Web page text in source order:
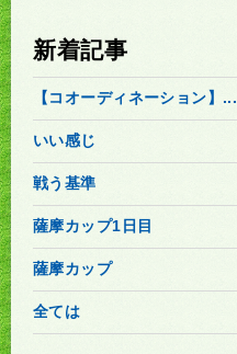
新着記事
【コオーディネーション】...
いい感じ
戦う基準
薩摩カップ1日目
薩摩カップ
全ては